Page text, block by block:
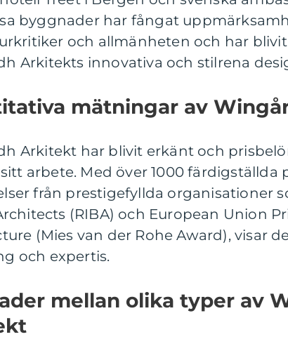
byggnader har fångat
och allmänheten och har
Arkitekts innovativa och stilrena
mätningar av
Arkitekt har blivit erkänt och
arbete. Med över 1000 färdigställda
från prestigefyllda organisationer
(RIBA) och European Union
(Mies van der Rohe Award), visar
och expertis.
mellan olika typer av